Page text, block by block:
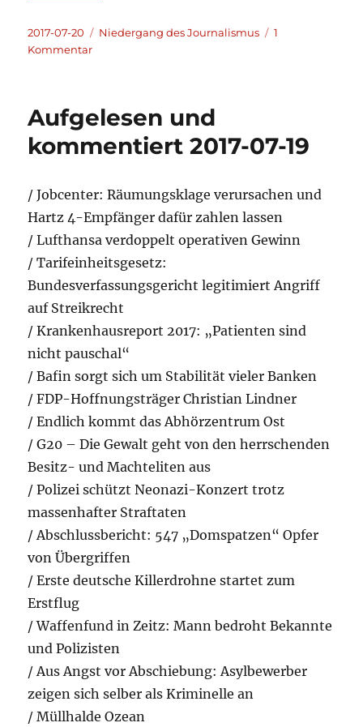
Veröffentlicht
am
2017-07-20 Kategorien
Niedergang des Journalismus
1
Kommentarzu
Journalismus
Beispiel:
Aufgelesen und
kommentiert 2017-07-19
/ Jobcenter: Räumungsklage verursachen und
Hartz 4-Empfänger dafür zahlen lassen
/ Lufthansa verdoppelt operativen Gewinn
/ Tarifeinheitsgesetz:
Bundesverfassungsgericht legitimiert Angriff
auf Streikrecht
/ Krankenhausreport 2017: „Patienten sind
nicht pauschal“
/ Bafin sorgt sich um Stabilität vieler Banken
/ FDP-Hoffnungsträger Christian Lindner
/ Endlich kommt das Abhörzentrum Ost
/ G20 – Die Gewalt geht von den herrschenden
Besitz- und Machteliten aus
/ Polizei schützt Neonazi-Konzert trotz
massenhafter Straftaten
/ Abschlussbericht: 547 „Domspatzen“ Opfer
von Übergriffen
/ Erste deutsche Killerdrohne startet zum
Erstflug
/ Waffenfund in Zeitz: Mann bedroht Bekannte
und Polizisten
/ Aus Angst vor Abschiebung: Asylbewerber
zeigen sich selber als Kriminelle an
/ Müllhalde Ozean